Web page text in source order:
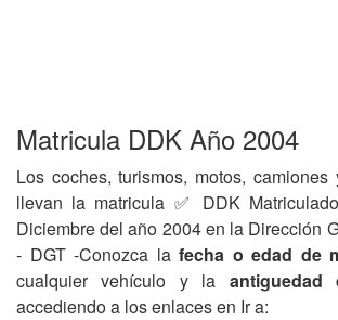
Matricula DDK Año 2004
Los coches, turismos, motos,
llevan la matricula ✅ DDK
Diciembre del año 2004 en la Dirección
- DGT -Conozca lafecha o edad de
cualquier vehículo y la
accediendo a los enlaces en Ir a: